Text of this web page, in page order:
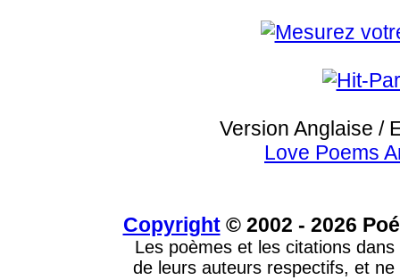
Version Anglaise /
Love Poems
Copyright© 2002 - 2026
Les poèmes et les citations
de leurs auteurs respectifs, et